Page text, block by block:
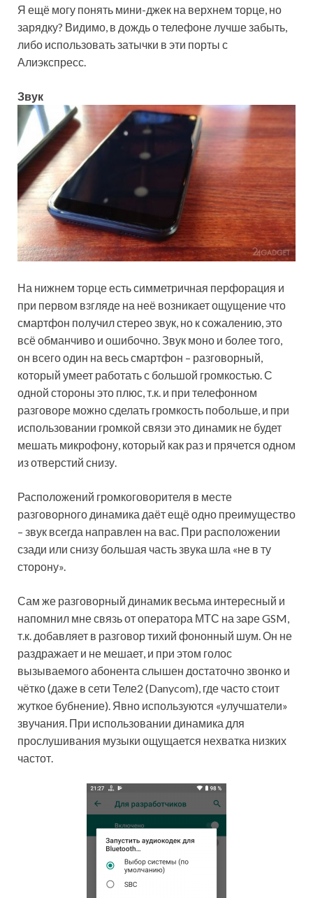
Я ещё могу понять мини-джек на верхнем торце, но
зарядку? Видимо, в дождь о телефоне лучше забыть,
либо использовать затычки в эти порты с
Алиэкспресс.
Звук
На нижнем торце есть симметричная перфорация и
при первом взгляде на неё возникает ощущение что
смартфон получил стерео звук, но к сожалению, это
всё обманчиво и ошибочно. Звук моно и более того,
он всего один на весь смартфон – разговорный,
который умеет работать с большой громкостью. С
одной стороны это плюс, т.к. и при телефонном
разговоре можно сделать громкость побольше, и при
использовании громкой связи это динамик не будет
мешать микрофону, который как раз и прячется одном
из отверстий снизу.
Расположений громкоговорителя в месте
разговорного динамика даёт ещё одно преимущество
– звук всегда направлен на вас. При расположении
сзади или снизу большая часть звука шла «не в ту
сторону».
Сам же разговорный динамик весьма интересный и
напомнил мне связь от оператора МТС на заре GSM,
т.к. добавляет в разговор тихий фононный шум. Он не
раздражает и не мешает, и при этом голос
вызываемого абонента слышен достаточно звонко и
чётко (даже в сети Теле2 (Danycom), где часто стоит
жуткое бубнение). Явно используются «улучшатели»
звучания. При использовании динамика для
прослушивания музыки ощущается нехватка низких
частот.